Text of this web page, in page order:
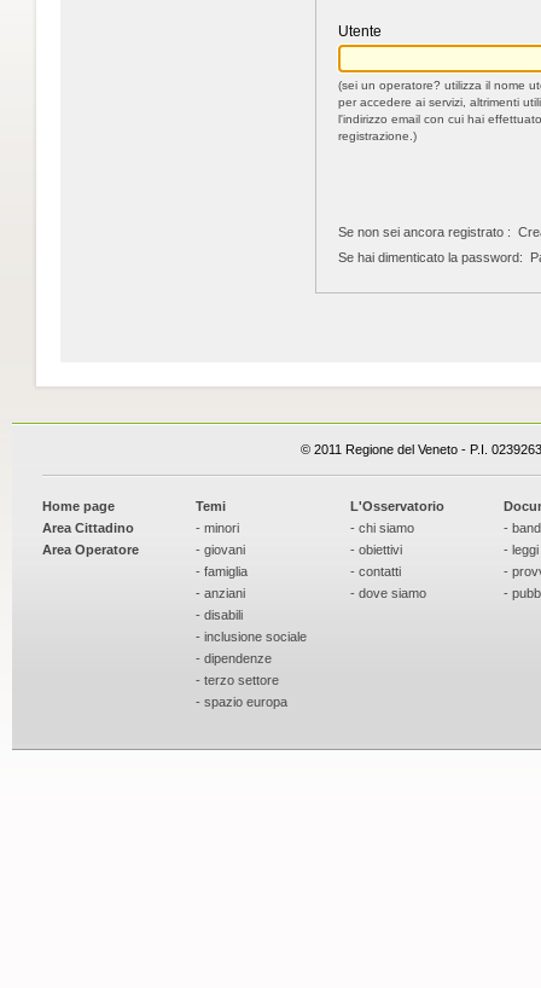
Utente
(sei un operatore? utilizza il nome
per accedere ai servizi, altrimenti
l'indirizzo email con cui hai
registrazione.)
Se non sei ancora registrato :
Se hai dimenticato la password:
© 2011 Regione del Veneto - P.I.
Home page
Area Cittadino
Area Operatore
Temi
- minori
- giovani
- famiglia
- anziani
- disabili
- inclusione sociale
- dipendenze
- terzo settore
- spazio europa
L'Osservatorio
- chi siamo
- obiettivi
- contatti
- dove siamo
-
- leggi
-
-